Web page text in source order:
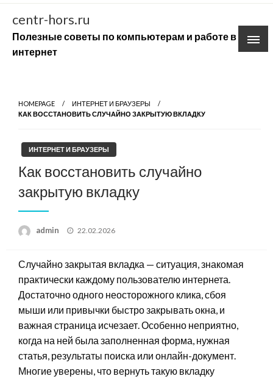
Skip
content
centr-hors.ru
Полезные советы по компьютерам и работе в
интернет
HOMEPAGE
ИНТЕРНЕТ И БРАУЗЕРЫ
КАК ВОССТАНОВИТЬ СЛУЧАЙНО ЗАКРЫТУЮ ВКЛАДКУ
ИНТЕРНЕТ И БРАУЗЕРЫ
Как восстановить случайно
закрытую вкладку
admin
Posted
22.02.2026
Случайно закрытая вкладка — ситуация, знакомая
практически каждому пользователю интернета.
Достаточно одного неосторожного клика, сбоя
мыши или привычки быстро закрывать окна, и
важная страница исчезает. Особенно неприятно,
когда на ней была заполненная форма, нужная
статья, результаты поиска или онлайн-документ.
Многие уверены, что вернуть такую вкладку